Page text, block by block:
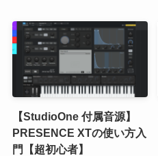
【StudioOne 付属音源】
PRESENCE XTの使い方入
門【超初心者】